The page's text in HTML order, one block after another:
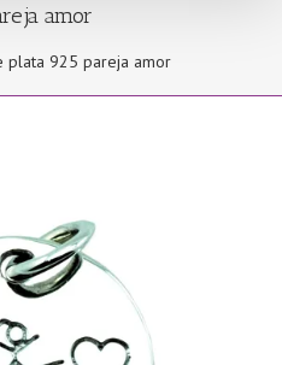
amor
plata 925 pareja amor